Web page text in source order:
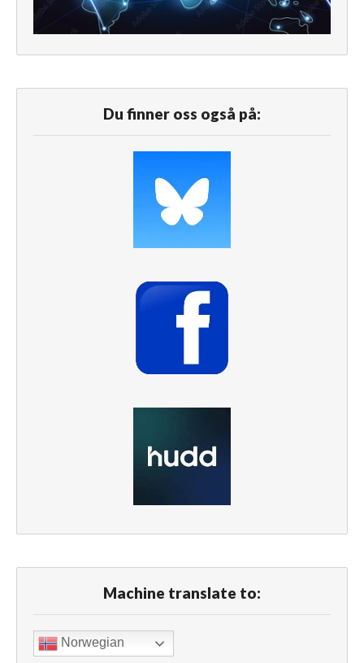
Du finner oss også på:
Machine translate to:
Norwegian